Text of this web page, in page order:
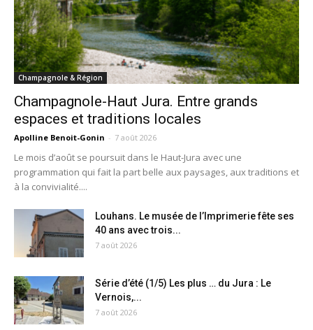
Champagnole & Région
Champagnole-Haut Jura. Entre grands
espaces et traditions locales
Apolline Benoit-Gonin - 7 août 2026
Le mois d’août se poursuit dans le Haut-Jura avec une
programmation qui fait la part belle aux paysages, aux traditions et
à la convivialité....
Louhans. Le musée de l’Imprimerie fête ses
40 ans avec trois...
7 août 2026
Série d’été (1/5) Les plus … du Jura : Le
Vernois,...
7 août 2026